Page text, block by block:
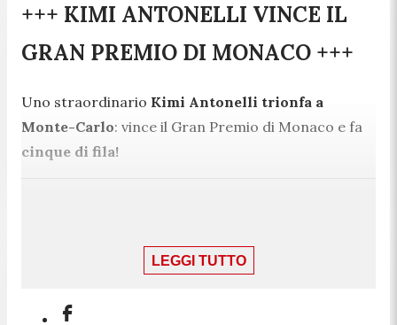
+++ KIMI ANTONELLI VINCE IL
GRAN PREMIO DI MONACO +++
Uno straordinario Kimi Antonelli trionfa a
Monte-Carlo: vince il Gran Premio di Monaco e fa
cinque di fila!
Giro 78: inizia l'ultimo giro!
Vola Kimi!
LEGGI TUTTO